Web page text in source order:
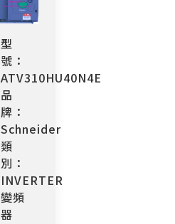
型
號：
ATV310HU40N4E
品
牌：
Schneider
類
別：
INVERTER
變頻
器